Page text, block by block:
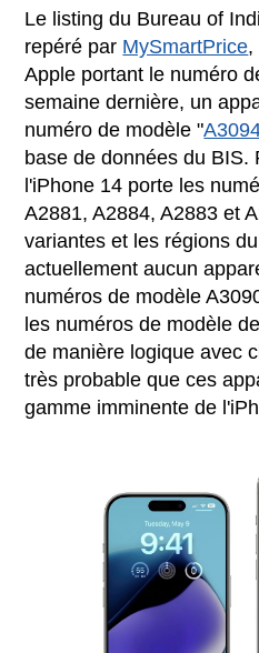
Le listing du Bureau of
repéré par MySmartPrice,
Apple portant le numéro
semaine dernière, un
numéro de modèle "
base de données du BIS.
l'iPhone 14 porte les
A2881, A2884, A2883 et
variantes et les régions
actuellement aucun
numéros de modèle
les numéros de modèle
de manière logique avec
très probable que ces
gamme imminente de